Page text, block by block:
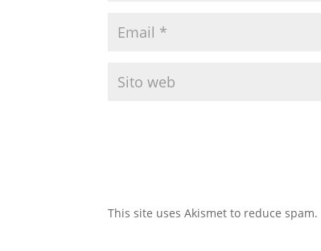
This site uses Akismet to reduce spam.